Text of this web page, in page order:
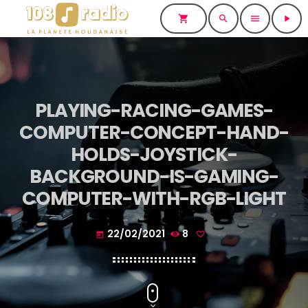
shopping_cart search menu play_arrow
PLAYING-RACING-GAMES-
COMPUTER-CONCEPT-HAND-
HOLDS-JOYSTICK-
BACKGROUND-IS-GAMING-
COMPUTER-WITH-RGB-LIGHT
today 22/02/2021 8